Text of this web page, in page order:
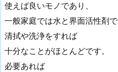
使えば良いモノであり、
一般家庭では水と界面活性剤で
清拭や洗浄をすれば
十分なことがほとんどです。
必要あれば